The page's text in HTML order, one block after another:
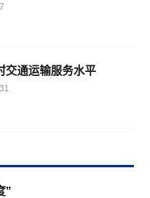
交通运输服务水平
”